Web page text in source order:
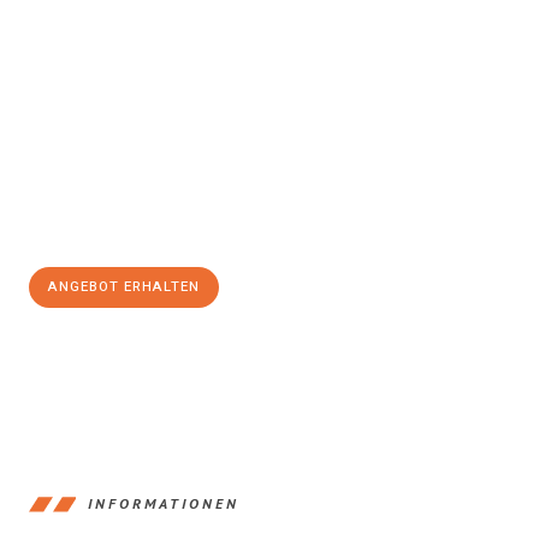
ANGEBOT ERHALTEN
INFORMATIONEN